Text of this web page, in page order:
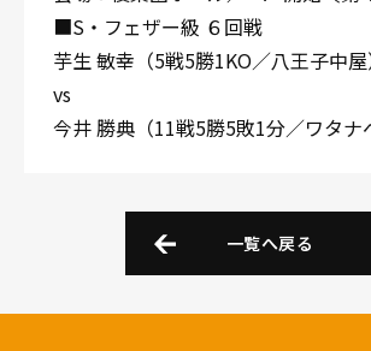
■S・フェザー級 ６回戦
芋生 敏幸（5戦5勝1KO／八王子中屋
vs
今井 勝典（11戦5勝5敗1分／ワタナ
一覧へ戻る